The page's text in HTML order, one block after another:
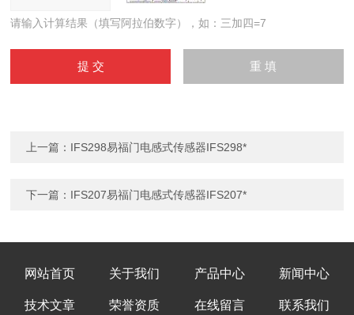
请输入计算结果（填写阿拉伯数字），如：三加四=7
上一篇： IFS298易福门电感式传感器IFS298*
下一篇： IFS207易福门电感式传感器IFS207*
网站首页 关于我们 产品中心 新闻中心
技术文章 荣誉资质 在线留言 联系我们